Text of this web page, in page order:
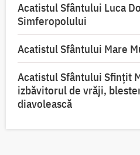
Acatistul Sfântului Luca
Simferopolului
Acatistul Sfântului Mare
Acatistul Sfântului Sfințit
izbăvitorul de vrăji,
diavolească